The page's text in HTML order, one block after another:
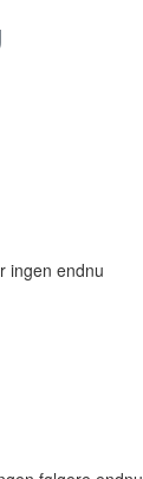
ingen endnu